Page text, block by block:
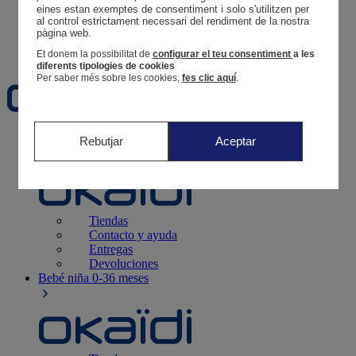
Tus pedidos
Cesta
Favoritos
Recién nacido0-12 meses
Tiendas
Contacto y ayuda
Entregas
Devoluciones
Bebé niña 0-36 meses
eines estan exemptes de consentiment i solo s'utilitzen per
al control estrictament necessari del rendiment de la nostra
pàgina web.
Et donem la possibilitat de configurar el teu consentiment a les
diferents tipologies de cookies
Per saber més sobre les cookies, fes clic aquí.
Rebutjar Aceptar